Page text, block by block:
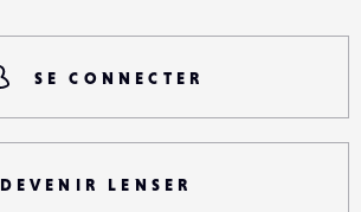
SE CONNECTER
DEVENIR LENSER